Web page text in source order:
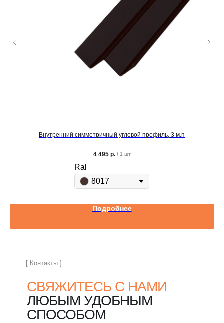
Внутренний симметричный угловой профиль, 3 м.п
4 495 р. / 1 шт
Ral
8017
Подробнее
СВЯЖИТЕСЬ С НАМИ
ЛЮБЫМ УДОБНЫМ
СПОСОБОМ
[ Контакты ]